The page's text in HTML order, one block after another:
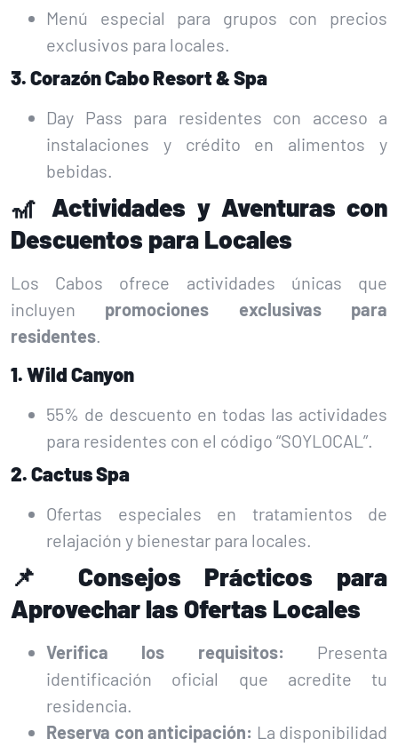
Menú especial para grupos con precios
exclusivos para locales.
3. Corazón Cabo Resort & Spa
Day Pass para residentes con acceso a
instalaciones y crédito en alimentos y
bebidas.
🎢 Actividades y Aventuras con
Descuentos para Locales
Los Cabos ofrece actividades únicas que
incluyen promociones exclusivas para
residentes
1. Wild Canyon
55% de descuento en todas las actividades
para residentes con el código “SOYLOCAL”.
2. Cactus Spa
Ofertas especiales en tratamientos de
relajación y bienestar para locales.
📌 Consejos Prácticos para
Aprovechar las Ofertas Locales
Verifica los requisitos: Presenta
identificación oficial que acredite tu
residencia.
Reserva con anticipación: La disponibilidad